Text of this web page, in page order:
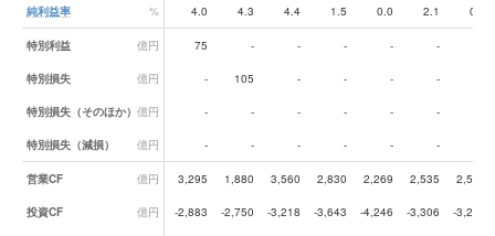
純利益率 % 4.0 4.3 4.4 1.5 0.0 2.1 0.4
特別利益 億円 75 - - - - -
特別損失 億円 - 105 - - - -
特別損失（そのほか） 億円 - - - - - -
特別損失（減損） 億円 - - - - - -
営業CF 億円 3,295 1,880 3,560 2,830 2,269 2,535 2,578
投資CF 億円 -2,883 -2,750 -3,218 -3,643 -4,246 -3,306 -3,209